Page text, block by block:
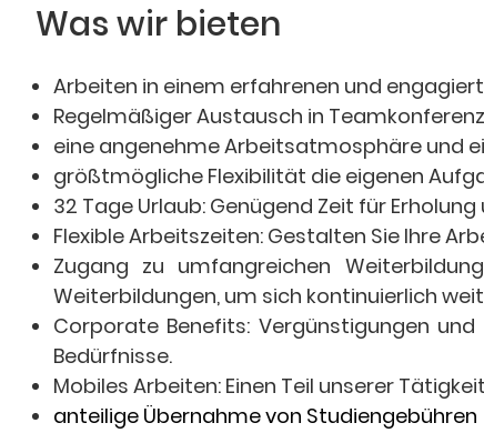
Was wir bieten
Arbeiten in einem erfahrenen und
Regelmäßiger Austausch in
eine angenehme Arbeitsatmosphäre und
größtmögliche Flexibilität die eigenen
32 Tage Urlaub: Genügend Zeit für
Flexible Arbeitszeiten: Gestalten Sie Ihre
Zugang zu umfangreichen
Weiterbildungen, um sich kontinuierlich
Corporate Benefits: Vergünstigungen
Bedürfnisse.
Mobiles Arbeiten: Einen Teil unserer
anteilige Übernahme von Studiengebühren